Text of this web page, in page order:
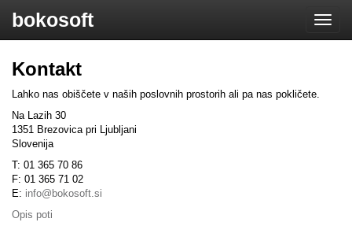
Toggle
bokosoft
Kontakt
Lahko nas obiščete v naših poslovnih prostorih ali pa nas pokličete.
Na Lazih 30
1351 Brezovica pri Ljubljani
Slovenija
T: 01 365 70 86
F: 01 365 71 02
E: info@bokosoft.si
Opis poti